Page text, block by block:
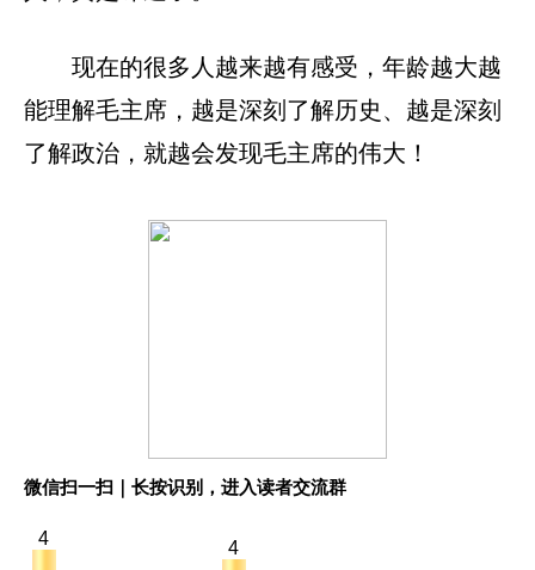
现在的很多人越来越有感受，年龄越大越
能理解毛主席，越是深刻了解历史、越是深刻
了解政治，就越会发现毛主席的伟大！
微信扫一扫｜长按识别，进入读者交流群
4 4